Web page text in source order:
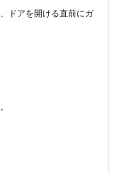
ドアを開ける直前にガ